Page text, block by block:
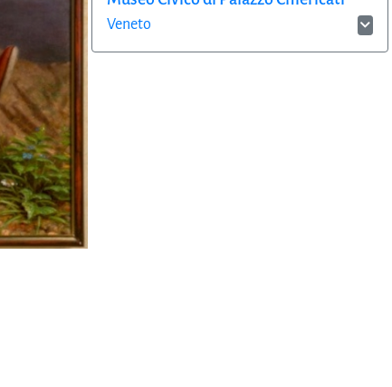
Veneto